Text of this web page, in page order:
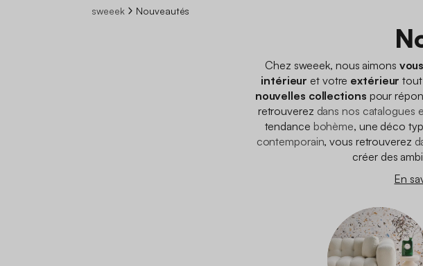
sweeek Nouveautés
Chez sweeek, nous aimons
intérieur et votre extérieur tout
nouvelles collections pour
retrouverez dans nos catalogues
tendance bohème, une déco
contemporain, vous retrouverez
créer des
En